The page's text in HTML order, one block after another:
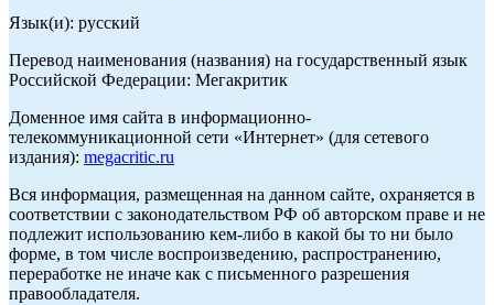
Язык(и): русский
Перевод наименования (названия) на государственный язык
Российской Федерации: Мегакритик
Доменное имя сайта в информационно-
телекоммуникационной сети «Интернет» (для сетевого
издания): megacritic.ru
Вся информация, размещенная на данном сайте, охраняется в
соответствии с законодательством РФ об авторском праве и не
подлежит использованию кем-либо в какой бы то ни было
форме, в том числе воспроизведению, распространению,
переработке не иначе как с письменного разрешения
правообладателя.